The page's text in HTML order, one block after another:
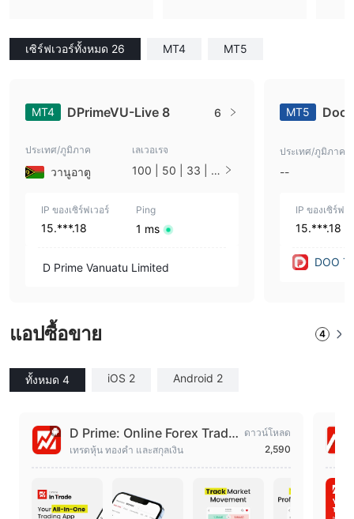
เซิร์ฟเวอร์ทั้งหมด 26 MT4 MT5
MT4 DPrimeVU-Live 8 6
ประเทศ/ภูมิภาค
วานูอาตู
เลเวอเรจ
100 | 50 | 33 | 2
IP ของเซิร์ฟเวอร์
15.***.18
Ping
1 ms
D Prime Vanuatu Limited
MT5
ประเทศ/ภูมิภาค
--
IP ของเซิร์ฟเ
15.***.18
DOO
แอปซื้อขาย 4
ทั้งหมด 4 iOS 2 Android 2
D Prime: Online Forex Tradin
g
เทรดหุ้น ทองคำ และสกุลเงิน
ดาวน์โหลด
2,590